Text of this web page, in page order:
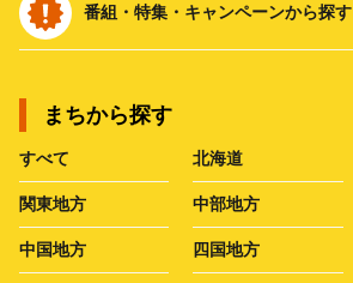
番組・特集・キャンペーンから探す
まちから探す
すべて 北海道
関東地方 中部地方
中国地方 四国地方